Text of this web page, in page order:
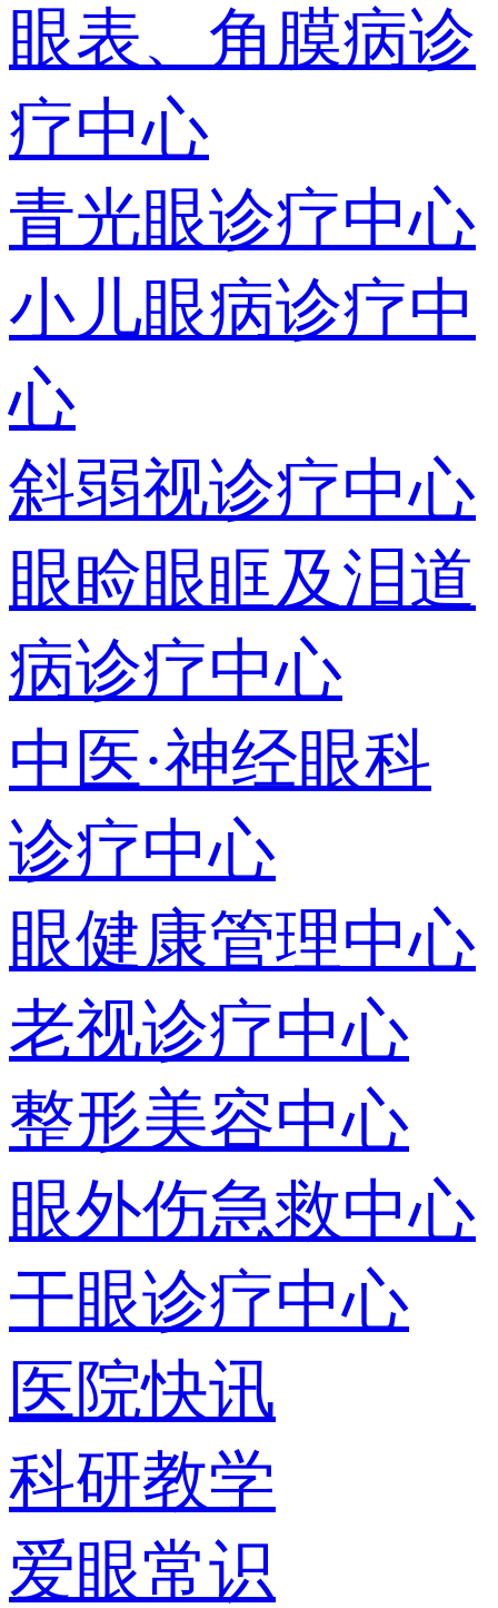
眼表、角膜病诊
疗中心
青光眼诊疗中心
小儿眼病诊疗中
心
斜弱视诊疗中心
眼睑眼眶及泪道
病诊疗中心
中医·神经眼科
诊疗中心
眼健康管理中心
老视诊疗中心
整形美容中心
眼外伤急救中心
干眼诊疗中心
医院快讯
科研教学
爱眼常识